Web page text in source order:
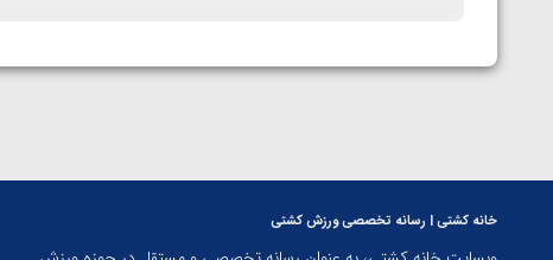
خانه کشتی | رسانه تخصصی ورزش کشتی